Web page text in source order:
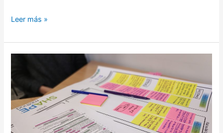
Leer más »
aplicadas
a
la
ejecución
de